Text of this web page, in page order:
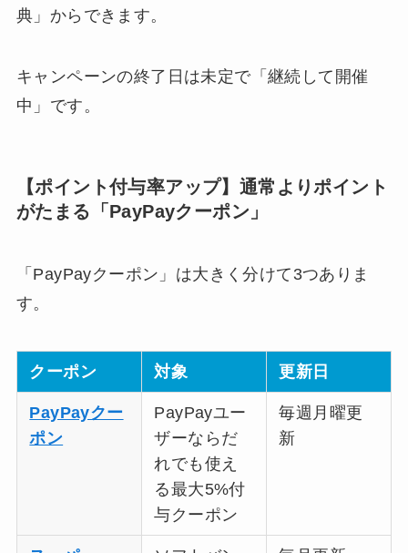
典」からできます。
キャンペーンの終了日は未定で「継続して開催
中」です。
【ポイント付与率アップ】通常よりポイント
がたまる「PayPayクーポン」
「PayPayクーポン」は大きく分けて3つありま
す。
クーポン 対象 更新日
PayPayクー
ポン
PayPayユー
ザーならだ
れでも使え
る最大5%付
与クーポン
毎週月曜更
新